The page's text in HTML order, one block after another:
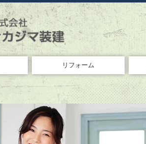
リフォーム
内装リフォーム
小さいリフォーム
水周りリフォーム
施工事例ご紹介